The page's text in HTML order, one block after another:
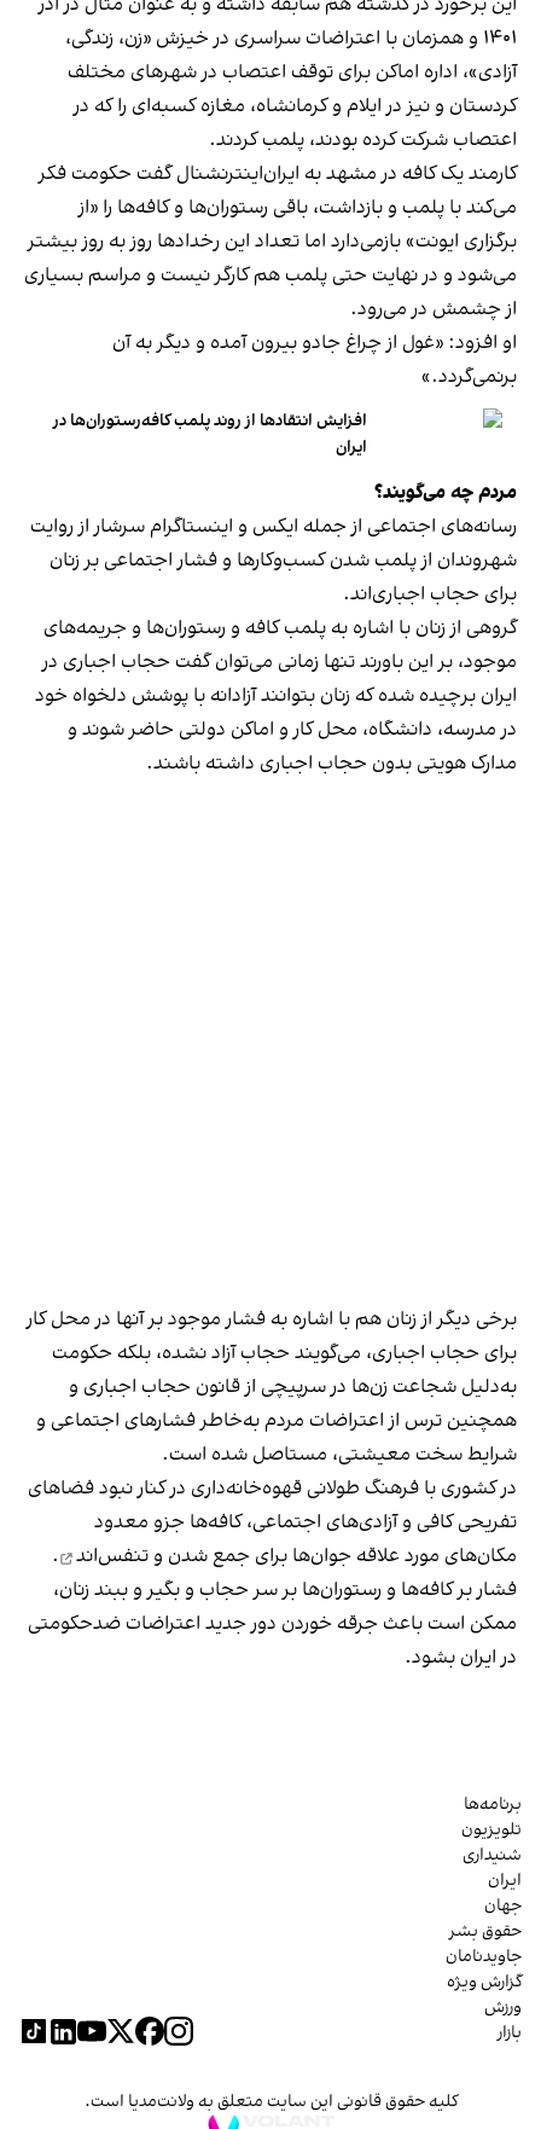
۱۴۰۱ و همزمان با اعتراضات سراسری در خیزش «زن، زندگی،
آزادی»، اداره اماکن برای توقف اعتصاب در شهرهای مختلف
کردستان و نیز در ایلام و کرمانشاه، مغازه کسبه‌ای را که در
اعتصاب شرکت کرده بودند، پلمب کردند.
کارمند یک کافه در مشهد به ایران‌اینترنشنال گفت حکومت فکر
می‌کند با پلمب و بازداشت، باقی رستوران‌ها و کافه‌ها را «از
برگزاری ایونت» بازمی‌دارد اما تعداد این رخدادها روز به روز بیشتر
می‌شود و در نهایت حتی پلمب هم کارگر نیست و مراسم بسیاری
از چشمش در می‌رود.
او افزود: «غول از چراغ جادو بیرون آمده و دیگر به آن
برنمی‎‌گردد.»
افزایش انتقادها از روند پلمب کافه‌رستوران‌ها در
ایران
مردم چه می‌گویند؟
رسانه‎‌های اجتماعی از جمله ایکس و اینستاگرام سرشار از روایت
شهروندان از پلمب شدن کسب‌وکارها و فشار اجتماعی بر زنان
برای حجاب اجباری‌اند.
گروهی از زنان با اشاره به پلمب کافه و رستوران‌ها و جریمه‌های
موجود، بر این باورند تنها زمانی می‌توان گفت حجاب اجباری در
ایران برچیده شده که زنان بتوانند آزادانه با پوشش دلخواه خود
در مدرسه، دانشگاه، محل کار و اماکن دولتی حاضر شوند و
مدارک هویتی بدون حجاب اجباری داشته باشند.
برخی دیگر از زنان هم با اشاره به فشار موجود بر آنها در محل کار
برای حجاب اجباری، می‌گویند حجاب آزاد نشده، بلکه حکومت
به‌دلیل شجاعت زن‌ها در سرپیچی از قانون حجاب اجباری و
همچنین ترس از اعتراضات مردم به‌خاطر فشارهای اجتماعی و
شرایط سخت معیشتی، مستاصل شده است.
در کشوری با فرهنگ طولانی قهوه‌‌خانه‌داری در کنار نبود فضاهای
تفریحی کافی و آزادی‌های اجتماعی، کافه‌ها جزو معدود
مکان‌های مورد علاقه جوان‌ها برای جمع شدن و تنفس‌اند
.
فشار بر کافه‌ها و رستوران‌ها بر سر حجاب و بگیر و ببند زنان،
ممکن است باعث جرقه خوردن دور جدید اعتراضات ضدحکومتی
در ایران بشود.
برنامه‌ها
تلویزیون
شنیداری
ایران
جهان
حقوق بشر
جاویدنامان
گزارش ویژه
ورزش
بازار
کلیه حقوق قانونی این سایت متعلق به ولانت‌مدیا است.